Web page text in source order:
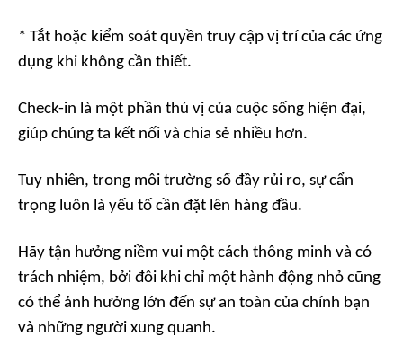
* Tắt hoặc kiểm soát quyền truy cập vị trí của các ứng
dụng khi không cần thiết.
Check-in là một phần thú vị của cuộc sống hiện đại,
giúp chúng ta kết nối và chia sẻ nhiều hơn.
Tuy nhiên, trong môi trường số đầy rủi ro, sự cẩn
trọng luôn là yếu tố cần đặt lên hàng đầu.
Hãy tận hưởng niềm vui một cách thông minh và có
trách nhiệm, bởi đôi khi chỉ một hành động nhỏ cũng
có thể ảnh hưởng lớn đến sự an toàn của chính bạn
và những người xung quanh.